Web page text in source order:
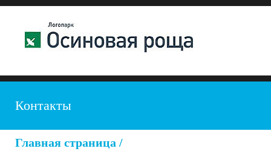
Контакты
Главная страница /